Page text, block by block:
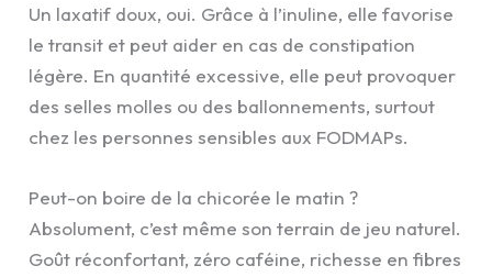
Un laxatif doux, oui. Grâce à l’inuline, elle favorise
le transit et peut aider en cas de constipation
légère. En quantité excessive, elle peut provoquer
des selles molles ou des ballonnements, surtout
chez les personnes sensibles aux FODMAPs.
Peut-on boire de la chicorée le matin ?
Absolument, c’est même son terrain de jeu naturel.
Goût réconfortant, zéro caféine, richesse en fibres